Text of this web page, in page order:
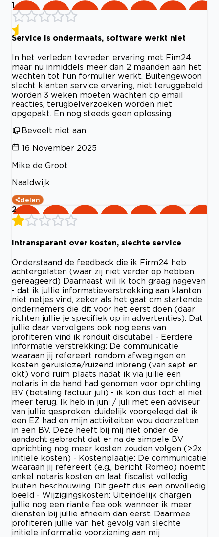
1
Service is ondermaats, software werkt niet
In het verleden tevreden ervaring met Fim24
maar nu inmiddels meer dan 2 maanden aan het
wachten tot hun formulier werkt. Buitengewoon
slecht klanten service ervaring, niet teruggebeld
worden 3 weken moeten wachten op email
reacties, terugbelverzoeken worden niet
opgepakt. En nog steeds geen oplossing.
Beveelt niet aan
16 November 2025
Mike de Groot
Naaldwijk
delen
2
Intransparant over kosten, slechte service
Onderstaand de feedback die ik Firm24 heb
achtergelaten (waar zij niet verder op hebben
gereageerd) Daarnaast wil ik toch graag nageven
- dat ik jullie informatieverstrekking aan klanten
niet netjes vind, zeker als het gaat om startende
ondernemers die dit voor het eerst doen (daar
richten jullie je specifiek op in advertenties). Dat
jullie daar vervolgens ook nog eens van
profiteren vind ik ronduit discutabel - Eerdere
informatie verstrekking: De communicatie
waaraan jij refereert rondom afwegingen en
kosten geruisloze/ruizend inbreng (van sept en
okt) vond ruim plaats nadat ik via jullie een
notaris in de hand had genomen voor oprichting
BV (betaling factuur juli) - ik kon dus toch al niet
meer terug. Ik heb in juni / juli met een adviseur
van jullie gesproken, duidelijk voorgelegd dat ik
een EZ had en mijn activiteiten wou doorzetten
in een BV. Deze heeft bij mij niet onder de
aandacht gebracht dat er na de simpele BV
oprichting nog meer kosten zouden volgen (>2x
initiele kosten) - Kostenplaatje: De communicatie
waaraan jij refereert (e.g., bericht Romeo) noemt
enkel notaris kosten en laat fiscalist volledig
buiten beschouwing. Dit geeft dus een onvolledig
beeld - Wijzigingskosten: Uiteindelijk chargen
jullie nog een riante fee ook wanneer ik meer
diensten bij jullie afneem dan eerst. Daarmee
profiteren jullie van het gevolg van slechte
initiele informatie voorziening aan mij